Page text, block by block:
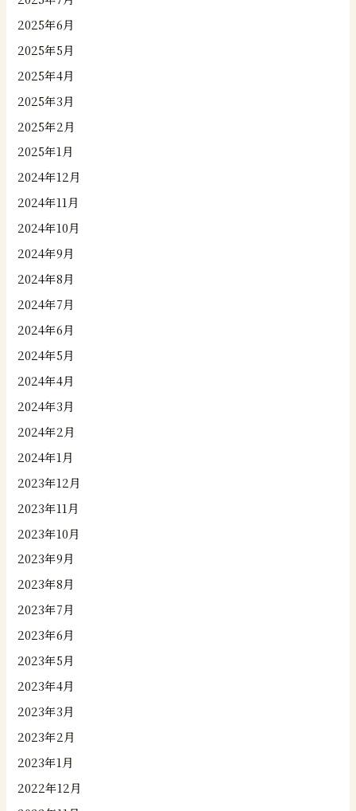
2025年6月
2025年5月
2025年4月
2025年3月
2025年2月
2025年1月
2024年12月
2024年11月
2024年10月
2024年9月
2024年8月
2024年7月
2024年6月
2024年5月
2024年4月
2024年3月
2024年2月
2024年1月
2023年12月
2023年11月
2023年10月
2023年9月
2023年8月
2023年7月
2023年6月
2023年5月
2023年4月
2023年3月
2023年2月
2023年1月
2022年12月